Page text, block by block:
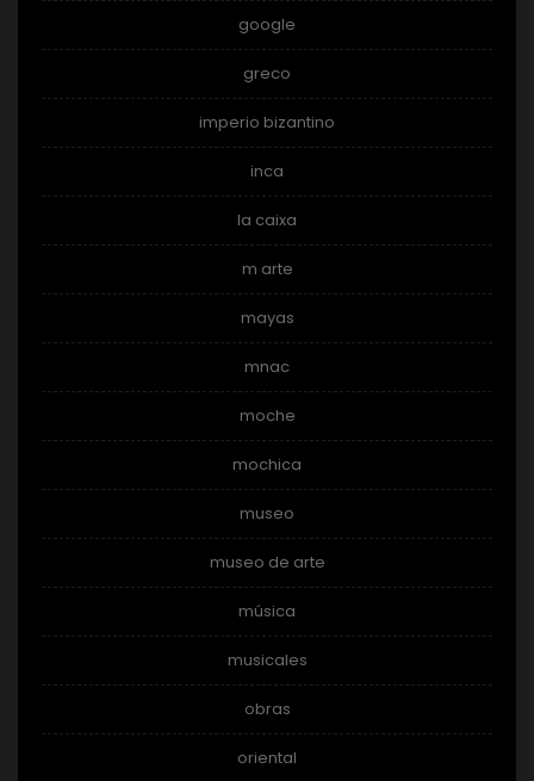
google
greco
imperio bizantino
inca
la caixa
m arte
mayas
mnac
moche
mochica
museo
museo de arte
música
musicales
obras
oriental